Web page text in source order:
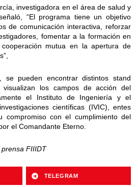
investigadora en el área de salud y
“El programa tiene un objetivo
de comunicación interactiva, reforzar
fomentar a la formación en
mutua en la apertura de
se pueden encontrar distintos stand
visualizan los campos de acción del
el Instituto de Ingeniería y el
científicas (IVIC), entes
compromiso con el cumplimiento del
el Comandante Eterno.
FIIIDT
TELEGRAM